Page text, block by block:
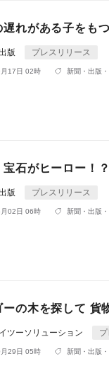
遅れがある子をも
版 プレスリリース
17日 02時 新聞・出版
宝石がヒーロー！
版 プレスリリース
02日 06時 新聞・出版
ーの木を探して
ツーソリューション
29日 05時 新聞・出版